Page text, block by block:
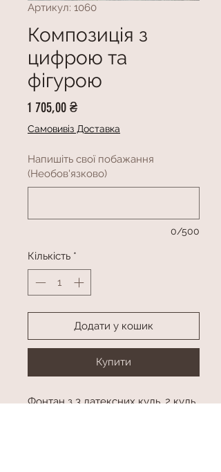
Артикул: 1060
Композиція з
цифрою та
фігурою
1 705,00 ₴Ціна
Самовивіз Доставка
Напишіть свої побажання
(Необов'язково)
0/500
Кількість *
Додати у кошик
Купити
Фонтан з 3 латексних куль, 2 куль